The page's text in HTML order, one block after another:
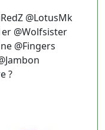
@LotusMk
@Wolfsister
@Fingers
?